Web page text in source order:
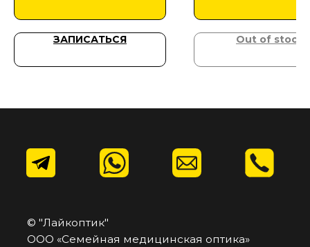
ЗАПИСАТЬСЯ Out of stock